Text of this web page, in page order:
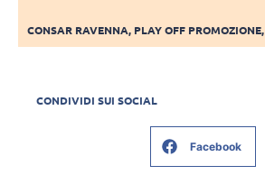
CONSAR RAVENNA, PLAY OFF PROMOZIONE,
CONDIVIDI SUI SOCIAL
Facebook